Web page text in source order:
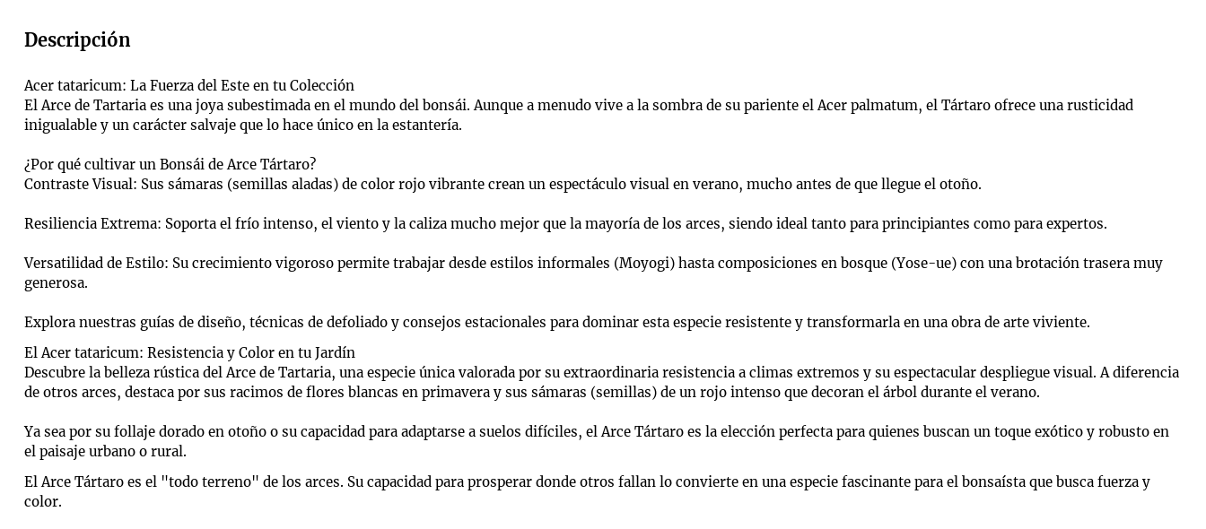
Descripción
Acer tataricum: La Fuerza del Este en tu Colección
El Arce de Tartaria es una joya subestimada en el mundo del bonsái. Aunque a menudo vive a la sombra de su pariente el Acer palmatum, el Tártaro ofrece una rusticidad
inigualable y un carácter salvaje que lo hace único en la estantería.
¿Por qué cultivar un Bonsái de Arce Tártaro?
Contraste Visual: Sus sámaras (semillas aladas) de color rojo vibrante crean un espectáculo visual en verano, mucho antes de que llegue el otoño.
Resiliencia Extrema: Soporta el frío intenso, el viento y la caliza mucho mejor que la mayoría de los arces, siendo ideal tanto para principiantes como para expertos.
Versatilidad de Estilo: Su crecimiento vigoroso permite trabajar desde estilos informales (Moyogi) hasta composiciones en bosque (Yose-ue) con una brotación trasera muy
generosa.
Explora nuestras guías de diseño, técnicas de defoliado y consejos estacionales para dominar esta especie resistente y transformarla en una obra de arte viviente.
El Acer tataricum: Resistencia y Color en tu Jardín
Descubre la belleza rústica del Arce de Tartaria, una especie única valorada por su extraordinaria resistencia a climas extremos y su espectacular despliegue visual. A diferencia
de otros arces, destaca por sus racimos de flores blancas en primavera y sus sámaras (semillas) de un rojo intenso que decoran el árbol durante el verano.
Ya sea por su follaje dorado en otoño o su capacidad para adaptarse a suelos difíciles, el Arce Tártaro es la elección perfecta para quienes buscan un toque exótico y robusto en
el paisaje urbano o rural.
El Arce Tártaro es el "todo terreno" de los arces. Su capacidad para prosperar donde otros fallan lo convierte en una especie fascinante para el bonsaísta que busca fuerza y
color.